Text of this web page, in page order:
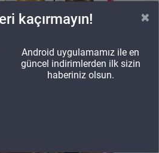
×
kaçırmayın!
Android uygulamamız ile en
güncel indirimlerden ilk sizin
haberiniz olsun.